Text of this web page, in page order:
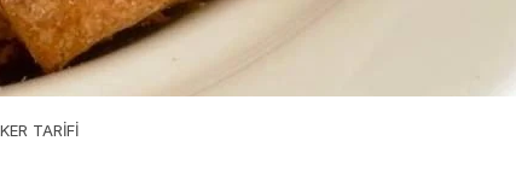
TARİFİ